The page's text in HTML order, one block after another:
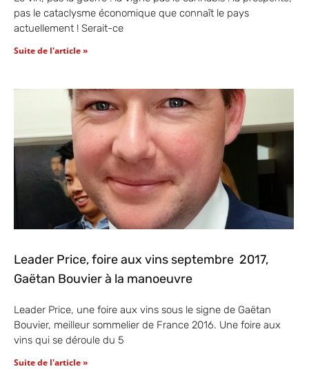
pas le cataclysme économique que connaît le pays
actuellement ! Serait-ce
Suite de l'article »
Leader Price, foire aux vins septembre 2017,
Gaëtan Bouvier à la manoeuvre
Leader Price, une foire aux vins sous le signe de Gaëtan
Bouvier, meilleur sommelier de France 2016. Une foire aux
vins qui se déroule du 5
Suite de l'article »